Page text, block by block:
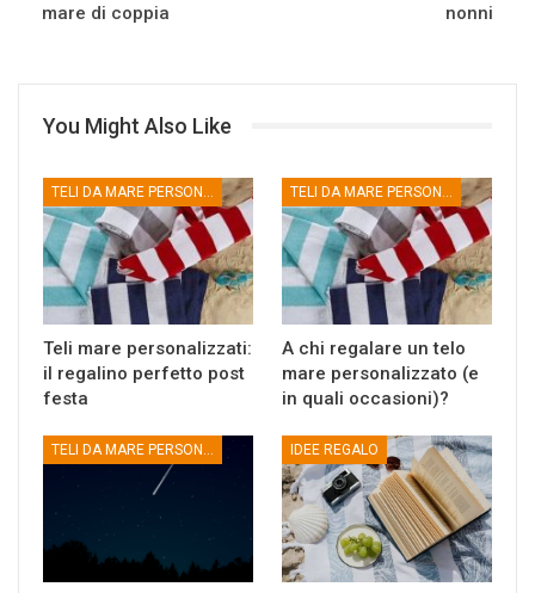
mare di coppia
nonni
You Might Also Like
TELI DA MARE PERSONALIZZATI
Teli mare personalizzati:
il regalino perfetto post
festa
TELI DA MARE PERSONALIZZATI
A chi regalare un telo
mare personalizzato (e
in quali occasioni)?
TELI DA MARE PERSONALIZZATI IDEE REGALO